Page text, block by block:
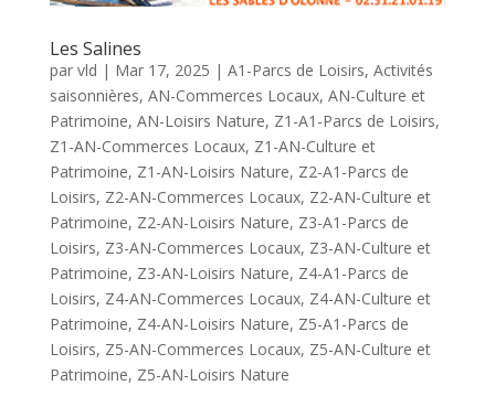
Les Salines
par vld | Mar 17, 2025 | A1-Parcs de Loisirs, Activités
saisonnières, AN-Commerces Locaux, AN-Culture et
Patrimoine, AN-Loisirs Nature, Z1-A1-Parcs de Loisirs,
Z1-AN-Commerces Locaux, Z1-AN-Culture et
Patrimoine, Z1-AN-Loisirs Nature, Z2-A1-Parcs de
Loisirs, Z2-AN-Commerces Locaux, Z2-AN-Culture et
Patrimoine, Z2-AN-Loisirs Nature, Z3-A1-Parcs de
Loisirs, Z3-AN-Commerces Locaux, Z3-AN-Culture et
Patrimoine, Z3-AN-Loisirs Nature, Z4-A1-Parcs de
Loisirs, Z4-AN-Commerces Locaux, Z4-AN-Culture et
Patrimoine, Z4-AN-Loisirs Nature, Z5-A1-Parcs de
Loisirs, Z5-AN-Commerces Locaux, Z5-AN-Culture et
Patrimoine, Z5-AN-Loisirs Nature